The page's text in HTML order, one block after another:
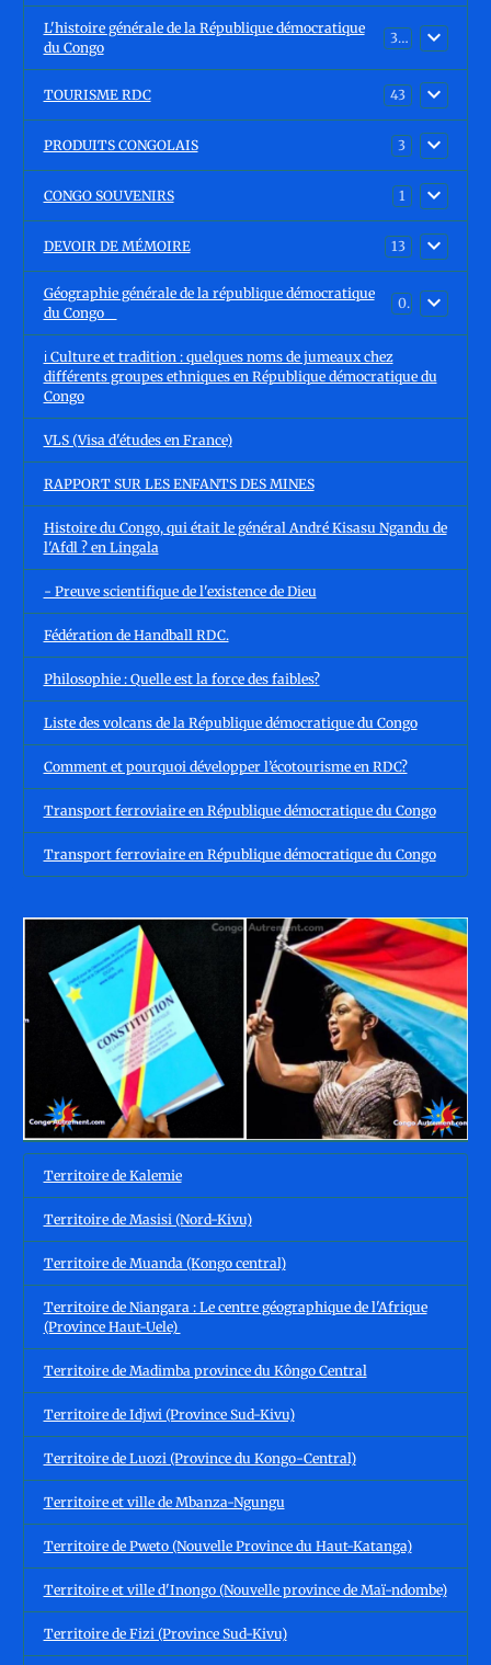
L'histoire générale de la République démocratique
du Congo
30
TOURISME RDC 43
PRODUITS CONGOLAIS 3
CONGO SOUVENIRS 1
DEVOIR DE MÉMOIRE 13
Géographie générale de la république démocratique
du Congo
0
ℹ️ Culture et tradition : quelques noms de jumeaux chez
différents groupes ethniques en République démocratique du
Congo
VLS (Visa d'études en France)
RAPPORT SUR LES ENFANTS DES MINES
Histoire du Congo, qui était le général André Kisasu Ngandu de
l'Afdl ? en Lingala
- Preuve scientifique de l'existence de Dieu
Fédération de Handball RDC.
Philosophie : Quelle est la force des faibles?
Liste des volcans de la République démocratique du Congo
Comment et pourquoi développer l’écotourisme en RDC?
Transport ferroviaire en République démocratique du Congo
Transport ferroviaire en République démocratique du Congo
Territoire de Kalemie
Territoire de Masisi (Nord-Kivu)
Territoire de Muanda (Kongo central)
Territoire de Niangara : Le centre géographique de l'Afrique
(Province Haut-Uele)
Territoire de Madimba province du Kôngo Central
Territoire de Idjwi (Province Sud-Kivu)
Territoire de Luozi (Province du Kongo-Central)
Territoire et ville de Mbanza-Ngungu
Territoire de Pweto (Nouvelle Province du Haut-Katanga)
Territoire et ville d'Inongo (Nouvelle province de Maï-ndombe)
Territoire de Fizi (Province Sud-Kivu)